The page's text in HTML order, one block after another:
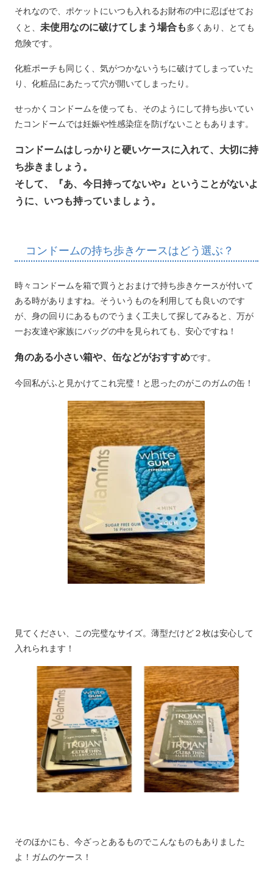
それなので、ポケットにいつも入れるお財布の中に忍ばせてお
くと、 未使用なのに破けてしまう場合も多くあり、とても
危険です。
化粧ポーチも同じく、気がつかないうちに破けてしまっていた
り、化粧品にあたって穴が開いてしまったり。
せっかくコンドームを使っても、そのようにして持ち歩いてい
たコンドームでは妊娠や性感染症を防げないこともあります。
コンドームはしっかりと硬いケースに入れて、大切に持
ち歩きましょう。
そして、『あ、今日持ってないや』ということがないよ
うに、いつも持っていましょう。
コンドームの持ち歩きケースはどう選ぶ？
時々コンドームを箱で買うとおまけで持ち歩きケースが付いて
ある時がありますね。そういうものを利用しても良いのです
が、身の回りにあるものでうまく工夫して探してみると、万が
一お友達や家族にバッグの中を見られても、安心ですね！
角のある小さい箱や、缶などがおすすめです。
今回私がふと見かけてこれ完璧！と思ったのがこのガムの缶！
見てください、この完璧なサイズ。薄型だけど２枚は安心して
入れられます！
そのほかにも、今ざっとあるものでこんなものもありました
よ！ガムのケース！